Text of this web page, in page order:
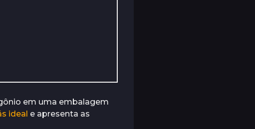
em uma embalagem
ideal e apresenta as